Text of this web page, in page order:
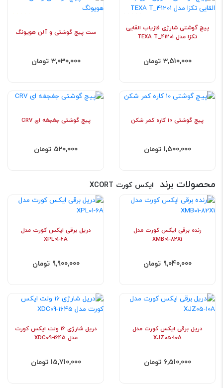
پیچ گوشتی شارژی فازیاب القایی
تکزا مدل TEXA T_41201
3,510,000 تومان
ست پیچ گوشتی و آلن هویونگ
3,030,000 تومان
پیچ گوشتی 10 کاره کمر شکن
1,500,000 تومان
پیچ گوشتی جغجغه ای CRV
520,000 تومان
محصولات برند ایکس کورت XCORT
رنده برقی ایکس کورت مدل
XMB01-82X1
9,040,000 تومان
دریل برقی ایکس کورت مدل
XPL01-6A
9,900,000 تومان
دریل برقی ایکس کورت مدل
XJZ05-10A
6,510,000 تومان
دریل شارژی 16 ولت ایکس کورت
مدل XDC09-1645
15,710,000 تومان